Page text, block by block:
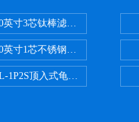
英寸3芯钛棒滤芯过滤器
英寸1芯不锈钢钛棒过滤器
1P2S顶入式龟背过滤器